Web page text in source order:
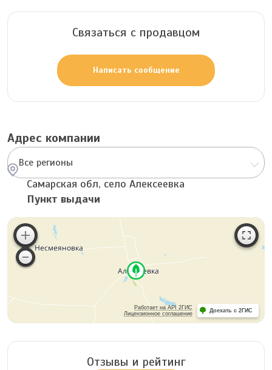
Связаться с продавцом
Написать сообщение
Адрес компании
Все регионы
Самарская обл, село Алексеевка
Пункт выдачи
Работает на API 2ГИС
Лицензионное соглашение
Доехать с 2ГИС
Отзывы и рейтинг